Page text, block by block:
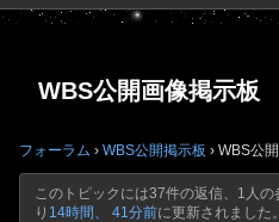
WBS公開画像掲示板
フォーラム › WBS公開掲示板 › WBS公
このトピックには37件の返信、1人
り 14時間、 41分前に更新されました。